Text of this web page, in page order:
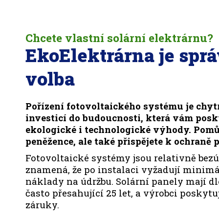
Chcete vlastní solární elektrárnu?
EkoElektrárna je
volba
Pořízení fotovoltaického systému je
investicí do budoucnosti, která vám
ekologické i technologické výhody.
peněžence, ale také přispějete k ochraně
Fotovoltaické systémy jsou relativně
znamená, že po instalaci vyžadují
náklady na údržbu. Solární panely mají
často přesahující 25 let, a výrobci
záruky.